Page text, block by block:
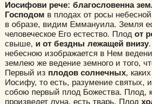
Иосифови рече: благословенна
Господом в плодах от росы
в образе, видим Еммануила. Земля
человеческое Его естество. Плод от
свыше, и от бездны лежащей внизу
небесною изображается в Нем
землею же ведение земного и того,
Первый из плодов солнечных,
Иосифу, то есть, разумение святых,
собою первый плод Божества. Плод,
произведет луна, есть тварь. Плод